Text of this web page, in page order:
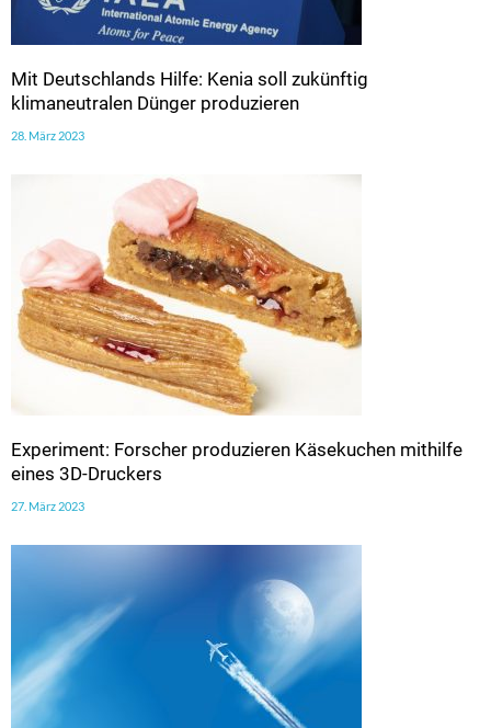
Mit Deutschlands Hilfe: Kenia soll zukünftig
klimaneutralen Dünger produzieren
28. März 2023
Experiment: Forscher produzieren Käsekuchen mithilfe
eines 3D-Druckers
27. März 2023